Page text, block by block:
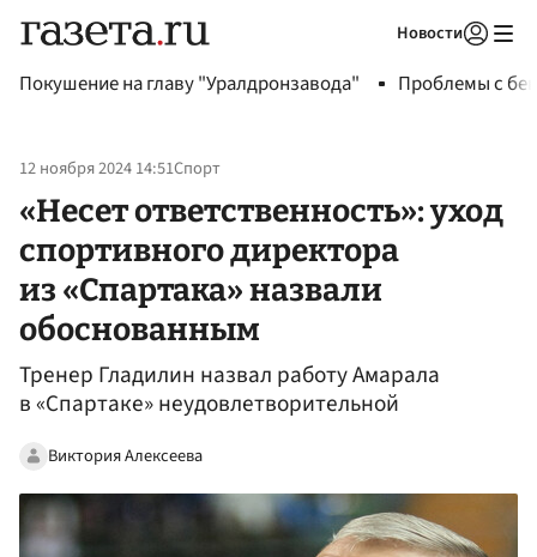
Новости
Покушение на главу "Уралдронзавода" Проблемы с
12 ноября 2024 14:51Спорт
«Несет ответственность»: уход
спортивного директора
из «Спартака» назвали
обоснованным
Тренер Гладилин назвал работу Амарала
в «Спартаке» неудовлетворительной
Виктория Алексеева